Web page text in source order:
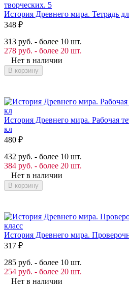
История Древнего мира. Тетрадь
348 ₽
313 руб. - более 10 шт.
278 руб. - более 20 шт.
Нет в наличии
В корзину
История Древнего мира. Рабочая
кл
480 ₽
432 руб. - более 10 шт.
384 руб. - более 20 шт.
Нет в наличии
В корзину
История Древнего мира.
317 ₽
285 руб. - более 10 шт.
254 руб. - более 20 шт.
Нет в наличии